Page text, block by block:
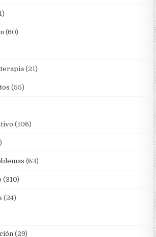
(60)
(21)
(55)
(106)
(63)
(310)
(24)
(29)